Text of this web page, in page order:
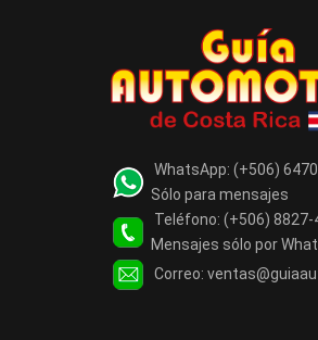
WhatsApp: (+506)
Sólo para mensajes
Teléfono: (+506) 8827-
Mensajes sólo por
Correo: